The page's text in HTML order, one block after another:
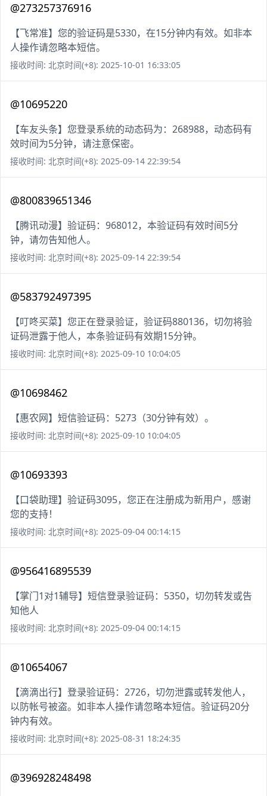
@273257376916
【飞常准】您的验证码是5330，在15分钟内有效。如非本
人操作请忽略本短信。
接收时间: 北京时间(+8): 2025-10-01 16:33:05
@10695220
【车友头条】您登录系统的动态码为：268988，动态码有
效时间为5分钟，请注意保密。
接收时间: 北京时间(+8): 2025-09-14 22:39:54
@800839651346
【腾讯动漫】验证码：968012，本验证码有效时间5分
钟，请勿告知他人。
接收时间: 北京时间(+8): 2025-09-14 22:39:54
@583792497395
【叮咚买菜】您正在登录验证，验证码880136，切勿将验
证码泄露于他人，本条验证码有效期15分钟。
接收时间: 北京时间(+8): 2025-09-10 10:04:05
@10698462
【惠农网】短信验证码：5273（30分钟有效）。
接收时间: 北京时间(+8): 2025-09-10 10:04:05
@10693393
【口袋助理】验证码3095，您正在注册成为新用户，感谢
您的支持！
接收时间: 北京时间(+8): 2025-09-04 00:14:15
@956416895539
【掌门1对1辅导】短信登录验证码：5350，切勿转发或告
知他人
接收时间: 北京时间(+8): 2025-09-04 00:14:15
@10654067
【滴滴出行】登录验证码：2726，切勿泄露或转发他人，
以防帐号被盗。如非本人操作请忽略本短信。验证码20分
钟内有效。
接收时间: 北京时间(+8): 2025-08-31 18:24:35
@396928248498